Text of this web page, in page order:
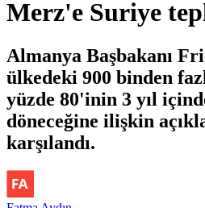
Merz'e Suriye
Almanya Başbakanı
ülkedeki 900 binden
yüzde 80'inin 3 yıl
döneceğine ilişkin
karşılandı.